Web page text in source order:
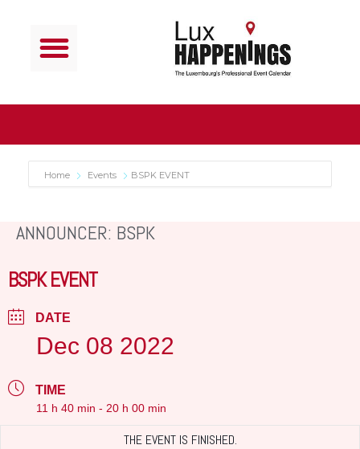
Home Events BSPK EVENT
ANNOUNCER: BSPK
BSPK EVENT
DATE
Dec 08 2022
TIME
11 h 40 min - 20 h 00 min
THE EVENT IS FINISHED.